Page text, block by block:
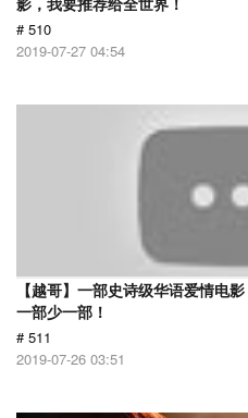
# 510
2019-07-27 04:54
【越哥】一部史诗级华语爱情电
一部少一部！
# 511
2019-07-26 03:51